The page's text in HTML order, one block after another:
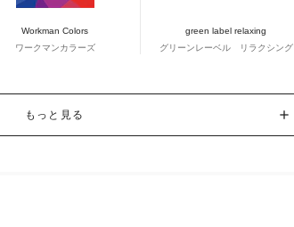
Workman Colors
ワークマンカラーズ
green label relaxing
グリーンレーベル リラクシング
もっと見る